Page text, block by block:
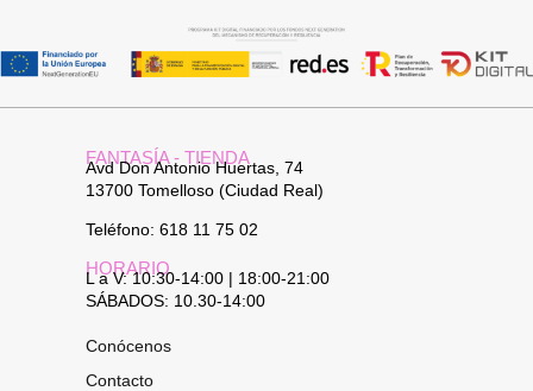
FANTASÍA - TIENDA
Avd Don Antonio Huertas, 74
13700 Tomelloso (Ciudad Real)
Teléfono: 618 11 75 02
HORARIO
L a V: 10:30-14:00 | 18:00-21:00
SÁBADOS: 10.30-14:00
Conócenos
Contacto